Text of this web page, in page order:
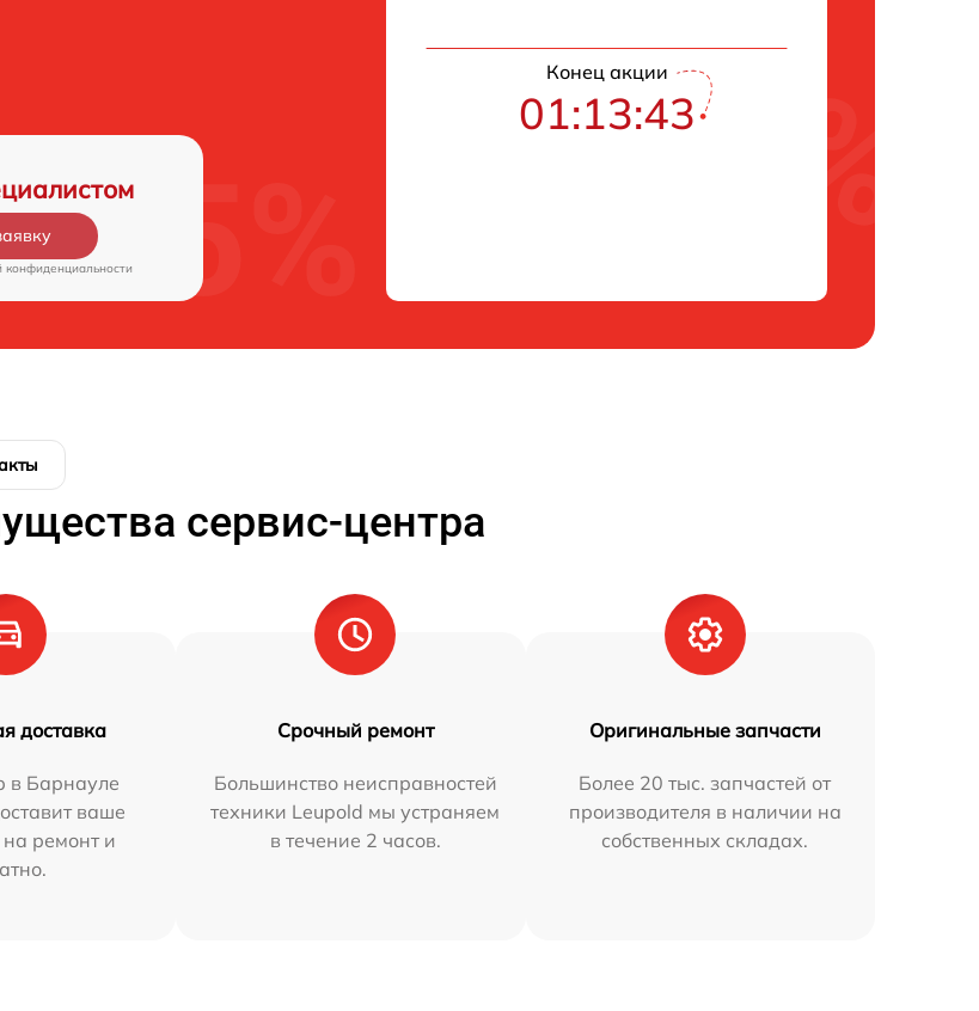
конфиденциальности
Конец акции
01:13:42
сервис-центра
доставка
в Барнауле
ваше
на ремонт и
Срочный ремонт
Большинство неисправностей
техники Leupold мы устраняем
в течение 2 часов.
Оригинальные запчасти
Более 20 тыс. запчастей от
производителя в наличии на
собственных складах.